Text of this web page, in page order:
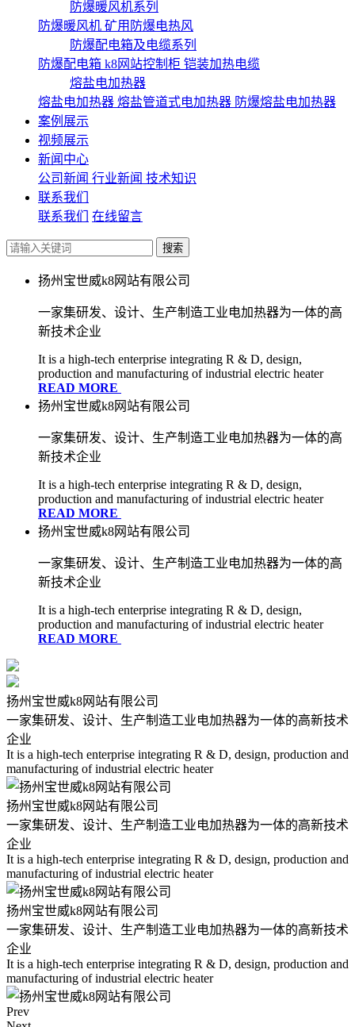
防爆暖风机系列
防爆暖风机 矿用防爆电热风
防爆配电箱及电缆系列
防爆配电箱 k8网站控制柜 铠装加热电缆
熔盐电加热器
熔盐电加热器 熔盐管道式电加热器 防爆熔盐电加热器
案例展示
视频展示
新闻中心
公司新闻 行业新闻 技术知识
联系我们
联系我们
在线留言
扬州宝世威k8网站有限公司
一家集研发、设计、生产制造工业电加热器为一体的高
新技术企业
It is a high-tech enterprise integrating R & D, design,
production and manufacturing of industrial electric heater
READ MORE
扬州宝世威k8网站有限公司
一家集研发、设计、生产制造工业电加热器为一体的高
新技术企业
It is a high-tech enterprise integrating R & D, design,
production and manufacturing of industrial electric heater
READ MORE
扬州宝世威k8网站有限公司
一家集研发、设计、生产制造工业电加热器为一体的高
新技术企业
It is a high-tech enterprise integrating R & D, design,
production and manufacturing of industrial electric heater
READ MORE
扬州宝世威k8网站有限公司
一家集研发、设计、生产制造工业电加热器为一体的高新技术
企业
It is a high-tech enterprise integrating R & D, design, production and
manufacturing of industrial electric heater
扬州宝世威k8网站有限公司
一家集研发、设计、生产制造工业电加热器为一体的高新技术
企业
It is a high-tech enterprise integrating R & D, design, production and
manufacturing of industrial electric heater
扬州宝世威k8网站有限公司
一家集研发、设计、生产制造工业电加热器为一体的高新技术
企业
It is a high-tech enterprise integrating R & D, design, production and
manufacturing of industrial electric heater
Prev